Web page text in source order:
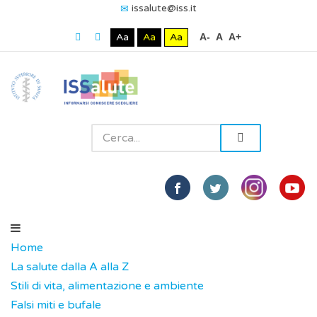
issalute@iss.it
Aa Aa Aa A- A A+
Home
La salute dalla A alla Z
Stili di vita, alimentazione e ambiente
Falsi miti e bufale